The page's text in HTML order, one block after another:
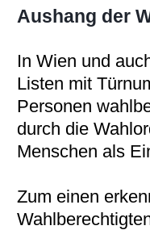
Aushang der
In Wien und
Listen mit
Personen
durch die
Menschen als
Zum einen